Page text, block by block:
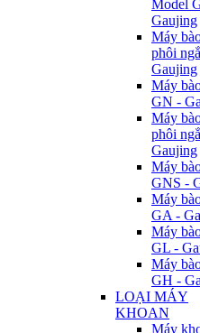
Model
Gaujing
Máy
phôi
Gaujing
Máy
GN -
Máy
phôi
Gaujing
Máy
GNS -
Máy
GA -
Máy
GL -
Máy
GH -
LOẠI MÁY
KHOAN
Máy